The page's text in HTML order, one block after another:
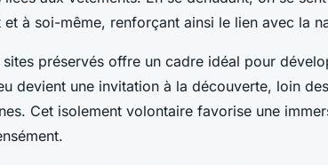
à soi-même, renforçant ainsi le lien avec la
préservés offre un cadre idéal pour
devient une invitation à la découverte, loin
Cet isolement volontaire favorise une